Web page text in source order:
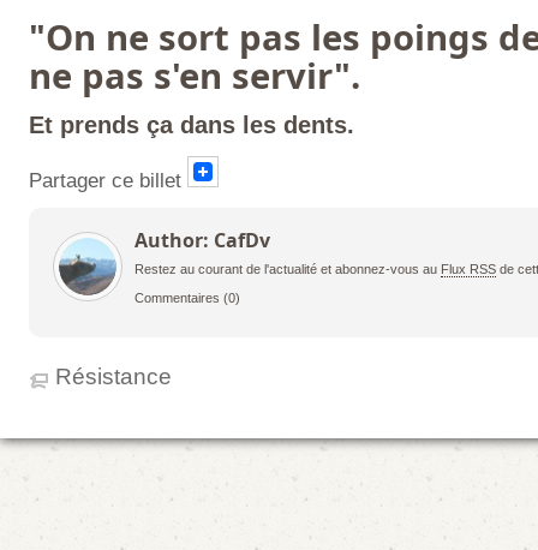
"On ne sort pas les poings
ne pas s'en servir".
Et prends ça dans les dents.
Partager ce billet
Author: CafDv
Restez au courant de l'actualité et abonnez-vous au Flux RSS de
Commentaires (0)
Résistance